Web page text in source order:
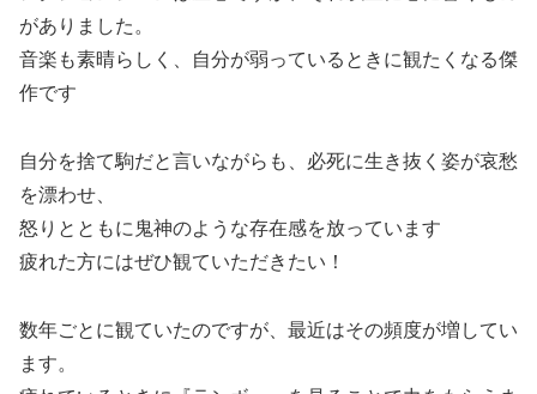
がありました。
音楽も素晴らしく、自分が弱っているときに観たくなる傑
作です
自分を捨て駒だと言いながらも、必死に生き抜く姿が哀愁
を漂わせ、
怒りとともに鬼神のような存在感を放っています
疲れた方にはぜひ観ていただきたい！
数年ごとに観ていたのですが、最近はその頻度が増してい
ます。